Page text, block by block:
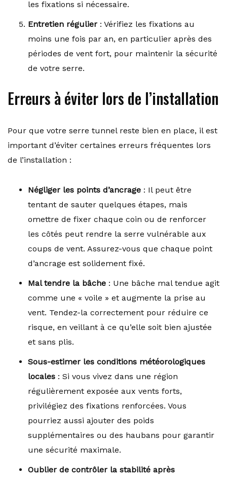
les fixations si nécessaire.
Entretien régulier : Vérifiez les fixations au
moins une fois par an, en particulier après des
périodes de vent fort, pour maintenir la sécurité
de votre serre.
Erreurs à éviter lors de l’installation
Pour que votre serre tunnel reste bien en place, il est
important d’éviter certaines erreurs fréquentes lors
de l’installation :
Négliger les points d’ancrage : Il peut être
tentant de sauter quelques étapes, mais
omettre de fixer chaque coin ou de renforcer
les côtés peut rendre la serre vulnérable aux
coups de vent. Assurez-vous que chaque point
d’ancrage est solidement fixé.
Mal tendre la bâche : Une bâche mal tendue agit
comme une « voile » et augmente la prise au
vent. Tendez-la correctement pour réduire ce
risque, en veillant à ce qu’elle soit bien ajustée
et sans plis.
Sous-estimer les conditions météorologiques
locales : Si vous vivez dans une région
régulièrement exposée aux vents forts,
privilégiez des fixations renforcées. Vous
pourriez aussi ajouter des poids
supplémentaires ou des haubans pour garantir
une sécurité maximale.
Oublier de contrôler la stabilité après